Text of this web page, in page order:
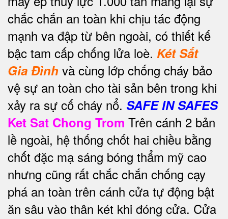
chắc chắn an toàn khi chịu tác động
mạnh va đập từ bên ngoài, có thiết kế
bậc tam cấp chống lửa loè. Két Sắt
Gia Đình và cùng lớp chống cháy bảo
vệ sự an toàn cho tài sản bên trong khi
xảy ra sự cố cháy nổ. SAFE IN SAFES
Ket Sat Chong Trom Trên cánh 2 bản
lề ngoài, hệ thống chốt hai chiều bằng
chốt đặc mạ sáng bóng thẩm mỹ cao
nhưng cũng rất chắc chắn chống cạy
phá an toàn trên cánh cửa tự động bật
ăn sâu vào thân két khi đóng cửa. Cửa